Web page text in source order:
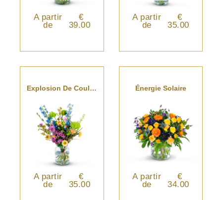
A partir
de
€
39.00
A partir
de
€
35.00
Explosion De Couleurs
A partir
de
€
35.00
Énergie Solaire
A partir
de
€
34.00